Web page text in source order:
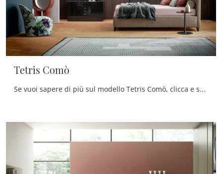
Tetris Comò
Se vuoi sapere di più sul modello Tetris Comò, clicca e scopri i Comodini e comò Twils ideali per la tua zona del riposo.